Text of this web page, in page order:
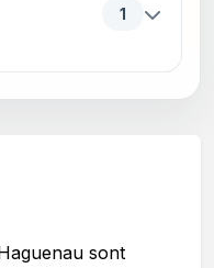
1
sont